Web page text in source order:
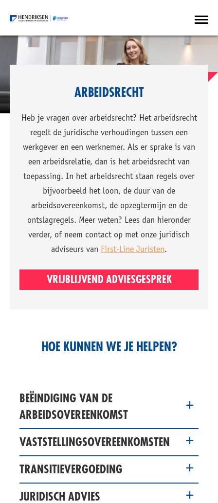
ARBEIDSRECHT
Heb je vragen over arbeidsrecht? Het arbeidsrecht
regelt de juridische verhoudingen tussen een
werkgever en een werknemer. Als er sprake is van
een arbeidsrelatie, dan is het arbeidsrecht van
toepassing. In het arbeidsrecht staan regels over
bijvoorbeeld het loon, de duur van de
arbeidsovereenkomst, de opzegtermijn en de
ontslagregels. Meer weten? Lees dan hieronder
verder, of neem contact op met onze juridisch
adviseurs van First-Line Juristen.
VRIJBLIJVEND ADVIESGESPREK
HOE KUNNEN WE JE HELPEN?
BEËINDIGING VAN DE
ARBEIDSOVEREENKOMST
VASTSTELLINGSOVEREENKOMSTEN
TRANSITIEVERGOEDING
JURIDISCH ADVIES